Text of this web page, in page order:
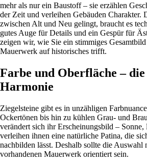
mehr als nur ein Baustoff – sie erzählen
der Zeit und verleihen Gebäuden Charakter.
zwischen Alt und Neu gelingt, braucht es
gutes Auge für Details und ein Gespür für
zeigen wir, wie Sie ein stimmiges
Mauerwerk auf historisches trifft.
Farbe und Oberfläche –
Harmonie
Ziegelsteine gibt es in unzähligen
Ockertönen bis hin zu kühlen Grau- und
verändert sich ihr Erscheinungsbild – Sonne,
verleihen ihnen eine natürliche Patina, die
nachbilden lässt. Deshalb sollte die Auswahl
vorhandenen Mauerwerk orientiert sein.